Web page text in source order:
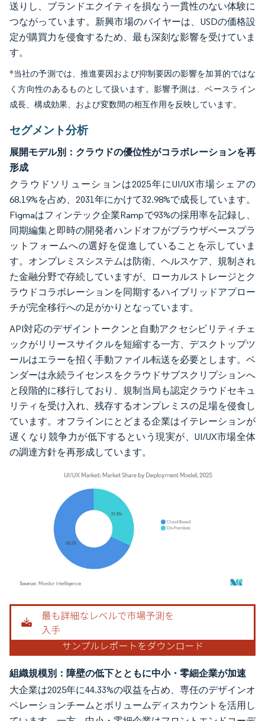
送りし、ブランドエクイティを損なう一貫性のない体験に
つながっています。新興市場のバイヤーは、USDの価格設
定が購買力を侵食するため、最も深刻な影響を受けていま
す。
*当社の予測では、推進要因および抑制要因の影響を加算的ではな
く方向性のあるものとして扱います。影響予測は、ベースライン
成長、構成効果、および変数間の相互作用を反映しています。
セグメント分析
展開モデル別：クラウドの優位性がコラボレーションを再
形成
クラウドソリューションは2025年にUI/UX市場シェアの
68.19%を占め、2031年にかけて32.98%で成長しています。
Figmaはフィンテック企業Rampで93%の採用率を記録し、
同期編集と即時の開発者ハンドオフがブラウザベースプラ
ットフォームへの選好を促進していることを示していま
す。オンプレミスシステムは防衛、ヘルスケア、規制され
た金融分野で存続していますが、ローカルストレージとク
ラウドコラボレーションを同期するハイブリッドアプロー
チが完全移行への足がかりとなっています。
API対応のデザイントークンと自動アクセシビリティチェ
ックがリリースサイクルを短縮する一方、デスクトップツ
ールはエラーを招く手動ファイル転送を必要とします。ベ
ンダーは永続ライセンスをクラウドサブスクリプションへ
と段階的に移行しており、規制当局も認定クラウドセキュ
リティを受け入れ、残存するオンプレミスの足場を侵食し
ています。オフラインにとどまる企業はイテレーションが
遅くなり競争力が低下するという現実が、UI/UX市場全体
の調達方針を再形成しています。
画像 © Mordor Intelligence。再利用にはCC BY 4.0の表示が必要です。
組織規模別：障壁の低下とともに中小・零細企業が加速
大企業は2025年に44.33%の収益を占め、専任のデザインオ
ペレーションチームとボリュームディスカウントを活用し